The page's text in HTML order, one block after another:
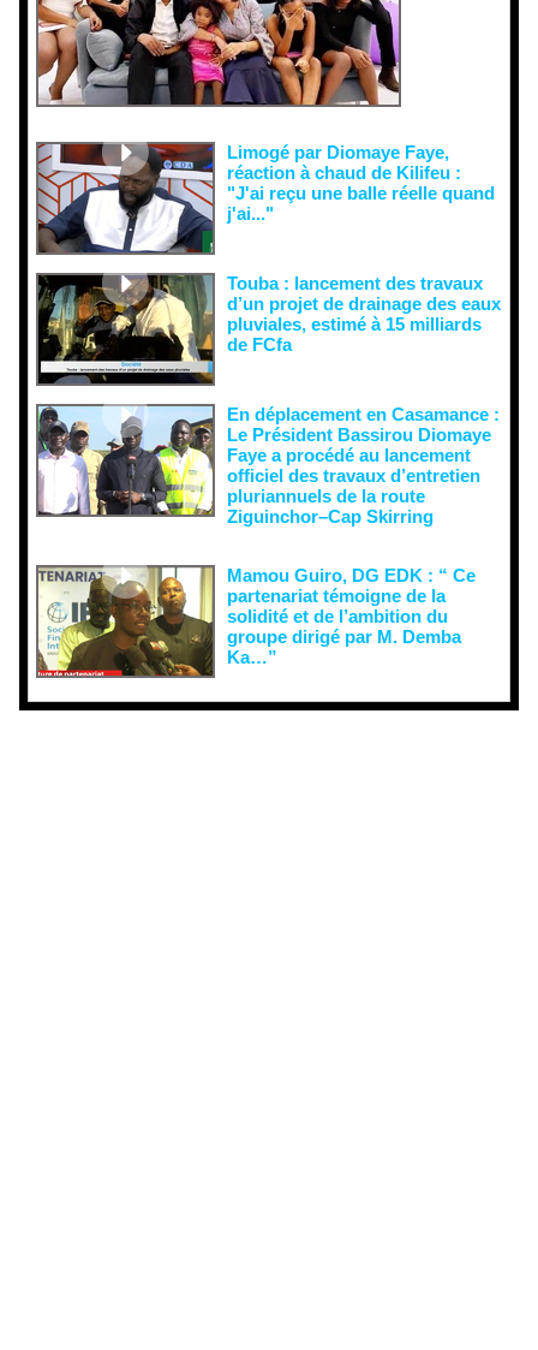
Limogé par Diomaye Faye,
réaction à chaud de Kilifeu :
"J'ai reçu une balle réelle quand
j'ai..."
Touba : lancement des travaux
d’un projet de drainage des eaux
pluviales, estimé à 15 milliards
de FCfa ‎
En déplacement en Casamance :
Le Président Bassirou Diomaye
Faye a procédé au lancement
officiel des travaux d’entretien
pluriannuels de la route
Ziguinchor–Cap Skirring
Mamou Guiro, DG EDK : “ Ce
partenariat témoigne de la
solidité et de l’ambition du
groupe dirigé par M. Demba
Ka…”